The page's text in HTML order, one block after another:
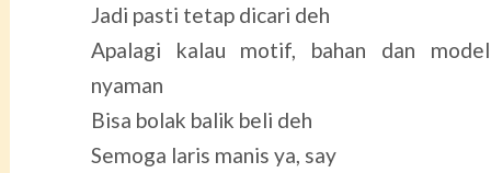
Jadi pasti tetap dicari deh
Apalagi kalau motif, bahan dan
nyaman
Bisa bolak balik beli deh
Semoga laris manis ya, say